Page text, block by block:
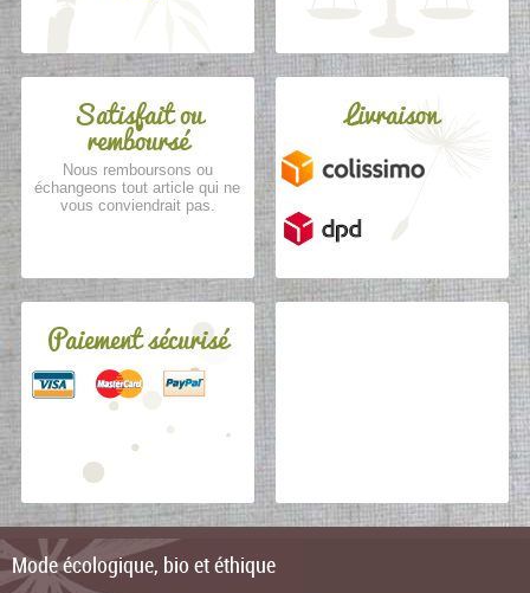
Satisfait ou
remboursé
Nous remboursons ou
échangeons tout article qui ne
vous conviendrait pas.
Livraison
Paiement sécurisé
Mode écologique, bio et éthique